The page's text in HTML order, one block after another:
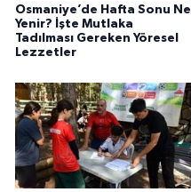
Osmaniye’de Hafta Sonu Ne
Yenir? İşte Mutlaka
Tadılması Gereken Yöresel
Lezzetler